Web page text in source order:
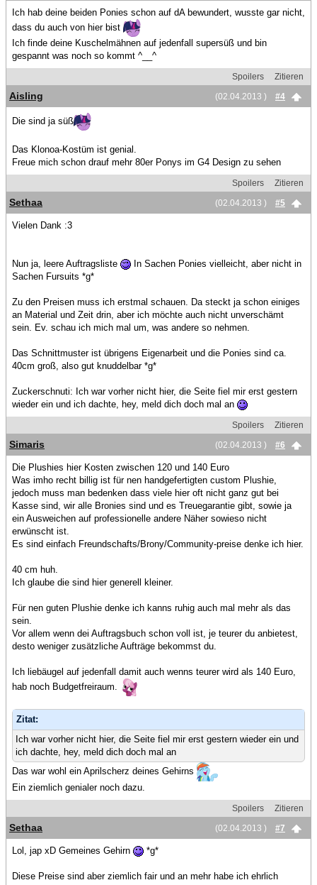
Ich hab deine beiden Ponies schon auf dA bewundert, wusste gar nicht,
dass du auch von hier bist
Ich finde deine Kuschelmähnen auf jedenfall supersüß und bin
gespannt was noch so kommt ^__^
Spoilers
Zitieren
(02.04.2013 )
#4
Aisling
Die sind ja süß
Das Klonoa-Kostüm ist genial.
Freue mich schon drauf mehr 80er Ponys im G4 Design zu sehen
Spoilers
Zitieren
(02.04.2013 )
#5
Sethaa
Vielen Dank :3
Nun ja, leere Auftragsliste
In Sachen Ponies vielleicht, aber nicht in
Sachen Fursuits *g*
Zu den Preisen muss ich erstmal schauen. Da steckt ja schon einiges
an Material und Zeit drin, aber ich möchte auch nicht unverschämt
sein. Ev. schau ich mich mal um, was andere so nehmen.
Das Schnittmuster ist übrigens Eigenarbeit und die Ponies sind ca.
40cm groß, also gut knuddelbar *g*
Zuckerschnuti: Ich war vorher nicht hier, die Seite fiel mir erst gestern
wieder ein und ich dachte, hey, meld dich doch mal an
Spoilers
Zitieren
(02.04.2013 )
#6
Simaris
Die Plushies hier Kosten zwischen 120 und 140 Euro
Was imho recht billig ist für nen handgefertigten custom Plushie,
jedoch muss man bedenken dass viele hier oft nicht ganz gut bei
Kasse sind, wir alle Bronies sind und es Treuegarantie gibt, sowie ja
ein Ausweichen auf professionelle andere Näher sowieso nicht
erwünscht ist.
Es sind einfach Freundschafts/Brony/Community-preise denke ich hier.
40 cm huh.
Ich glaube die sind hier generell kleiner.
Für nen guten Plushie denke ich kanns ruhig auch mal mehr als das
sein.
Vor allem wenn dei Auftragsbuch schon voll ist, je teurer du anbietest,
desto weniger zusätzliche Aufträge bekommst du.
Ich liebäugel auf jedenfall damit auch wenns teurer wird als 140 Euro,
hab noch Budgetfreiraum.
Zitat:
Ich war vorher nicht hier, die Seite fiel mir erst gestern wieder ein und
ich dachte, hey, meld dich doch mal an
Das war wohl ein Aprilscherz deines Gehirns
Ein ziemlich genialer noch dazu.
Spoilers
Zitieren
(02.04.2013 )
#7
Sethaa
Lol, jap xD Gemeines Gehirn *g*
Diese Preise sind aber ziemlich fair und an mehr habe ich ehrlich